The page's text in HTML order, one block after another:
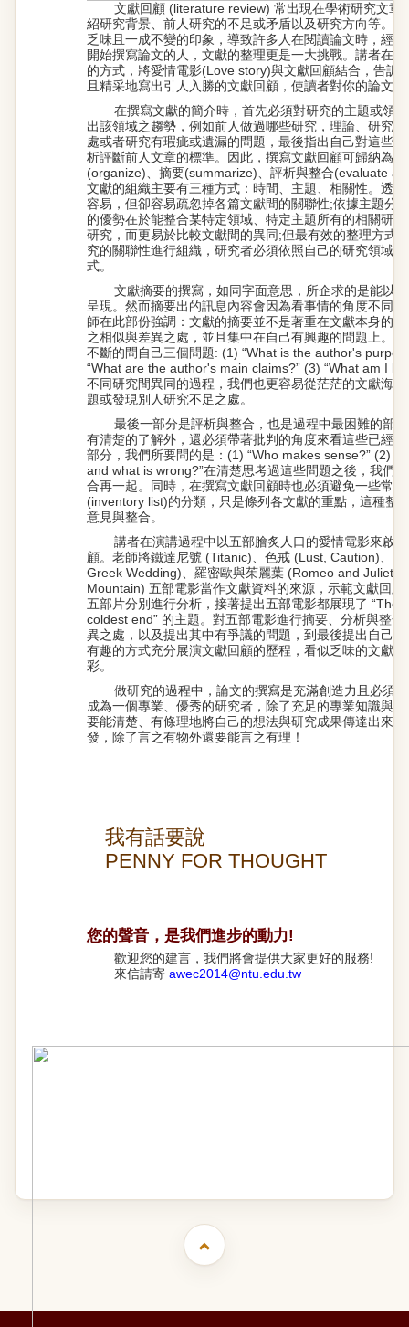
文獻回顧 (literature review) 常出現在學術研究文章
紹研究背景、前人研究的不足或矛盾以及研究方向等。
乏味且一成不變的印象，導致許多人在閱讀論文時，經
開始撰寫論文的人，文獻的整理更是一大挑戰。講者在
的方式，將愛情電影(Love story)與文獻回顧結合，告訴
且精采地寫出引人入勝的文獻回顧，使讀者對你的論文
在撰寫文獻的簡介時，首先必須對研究的主題或領
出該領域之趨勢，例如前人做過哪些研究，理論、研究
處或者研究有瑕疵或遺漏的問題，最後指出自己對這些
析評斷前人文章的標準。因此，撰寫文獻回顧可歸納為
(organize)、摘要(summarize)、評析與整合(evaluate
文獻的組織主要有三種方式：時間、主題、相關性。透
容易，但卻容易疏忽掉各篇文獻間的關聯性;依據主題分
的優勢在於能整合某特定領域、特定主題所有的相關研
研究，而更易於比較文獻間的異同;但最有效的整理方式
究的關聯性進行組織，研究者必須依照自己的研究領域
式。
文獻摘要的撰寫，如同字面意思，所企求的是能以
呈現。然而摘要出的訊息內容會因為看事情的角度不同
師在此部份強調：文獻的摘要並不是著重在文獻本身的
之相似與差異之處，並且集中在自己有興趣的問題上。
不斷的問自己三個問題: (1) “What is the author's
“What are the author's main claims?” (3) “What am I
不同研究間異同的過程，我們也更容易從茫茫的文獻海
題或發現別人研究不足之處。
最後一部分是評析與整合，也是過程中最困難的部
有清楚的了解外，還必須帶著批判的角度來看這些已經
部分，我們所要問的是：(1) “Who makes sense?” (2) “
and what is wrong?”在清楚思考過這些問題之後，我們
合再一起。同時，在撰寫文獻回顧時也必須避免一些常
(inventory list)的分類，只是條列各文獻的重點，這種整
意見與整合。
講者在演講過程中以五部膾炙人口的愛情電影來啟
顧。老師將鐵達尼號 (Titanic)、色戒 (Lust, Caution)、
Greek Wedding)、羅密歐與茱麗葉 (Romeo and Juliet)
Mountain) 五部電影當作文獻資料的來源，示範文獻回
五部片分別進行分析，接著提出五部電影都展現了 “The
coldest end” 的主題。對五部電影進行摘要、分析與整
異之處，以及提出其中有爭議的問題，到最後提出自己
有趣的方式充分展演文獻回顧的歷程，看似乏味的文獻
彩。
做研究的過程中，論文的撰寫是充滿創造力且必須
成為一個專業、優秀的研究者，除了充足的專業知識與
要能清楚、有條理地將自己的想法與研究成果傳達出來
發，除了言之有物外還要能言之有理！
我有話要說
PENNY FOR THOUGHT
您的聲音，是我們進步的動力!
歡迎您的建言，我們將會提供大家更好的服務!
來信請寄 awec2014@ntu.edu.tw
臺灣大學寫作教學中心以提升本校研究生的學術寫作能力為設立之